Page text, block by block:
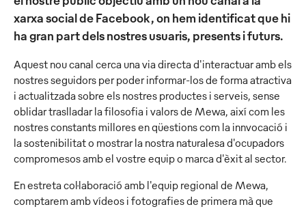
xarxa social de Facebook, on hem identificat que hi
ha gran part dels nostres usuaris, presents i futurs.
Aquest nou canal cerca una via directa d'interactuar amb els
nostres seguidors per poder informar-los de forma atractiva
i actualitzada sobre els nostres productes i serveis, sense
oblidar traslladar la filosofia i valors de Mewa, així com les
nostres constants millores en qüestions com la innvocació i
la sostenibilitat o mostrar la nostra naturalesa d'ocupadors
compromesos amb el vostre equip o marca d'èxit al sector.
En estreta col·laboració amb l'equip regional de Mewa,
comptarem amb vídeos i fotografies de primera mà que